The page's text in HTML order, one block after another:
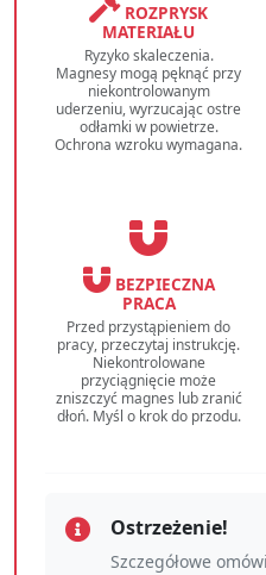
ROZPRYSK
MATERIAŁU
Ryzyko skaleczenia.
Magnesy mogą pęknąć przy
niekontrolowanym
uderzeniu, wyrzucając ostre
odłamki w powietrze.
Ochrona wzroku wymagana.
BEZPIECZNA
PRACA
Przed przystąpieniem do
pracy, przeczytaj instrukcję.
Niekontrolowane
przyciągnięcie może
zniszczyć magnes lub zranić
dłoń. Myśl o krok do przodu.
Ostrzeżenie!
Szczegółowe